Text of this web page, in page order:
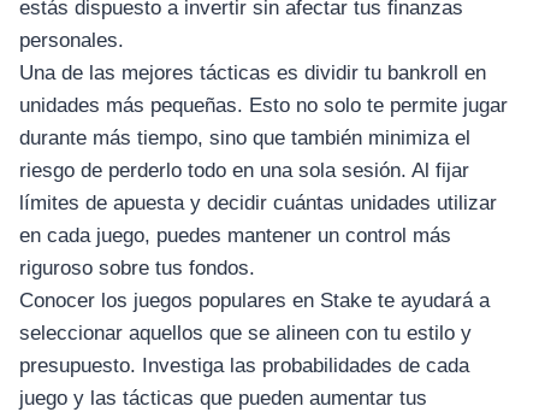
estás dispuesto a invertir sin afectar tus finanzas
personales.
Una de las mejores tácticas es dividir tu bankroll en
unidades más pequeñas. Esto no solo te permite jugar
durante más tiempo, sino que también minimiza el
riesgo de perderlo todo en una sola sesión. Al fijar
límites de apuesta y decidir cuántas unidades utilizar
en cada juego, puedes mantener un control más
riguroso sobre tus fondos.
Conocer los juegos populares en Stake te ayudará a
seleccionar aquellos que se alineen con tu estilo y
presupuesto. Investiga las probabilidades de cada
juego y las tácticas que pueden aumentar tus